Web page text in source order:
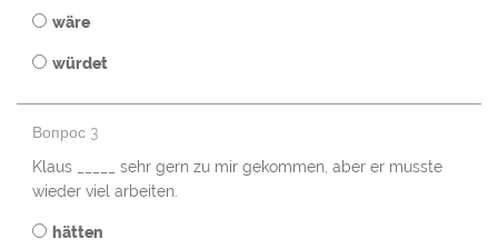
wäre
würdet
Вопрос 3
Klaus _____ sehr gern zu mir gekommen, aber er musste
wieder viel arbeiten.
hätten